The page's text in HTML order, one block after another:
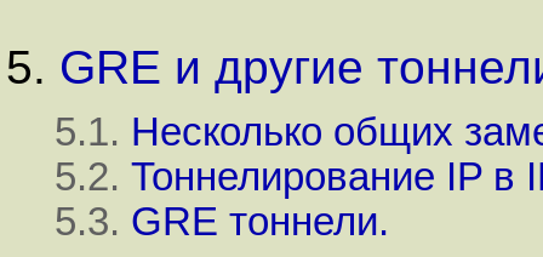
5. GRE и другие
5.1. Несколько общих
5.2. Тоннелирование IP в
5.3. GRE тоннели.